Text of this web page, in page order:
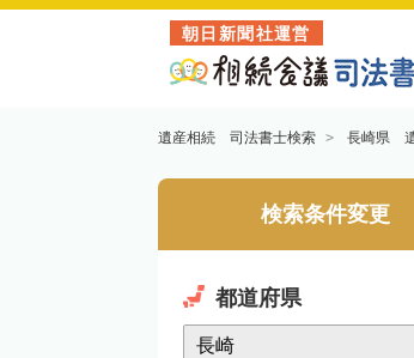
朝日新聞社運営
遺産相続 司法書士検索 長崎県
検索条件変更
都道府県